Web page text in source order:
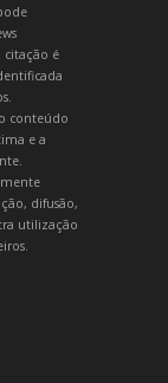
citação é
conteúdo
e a
difusão,
utilização